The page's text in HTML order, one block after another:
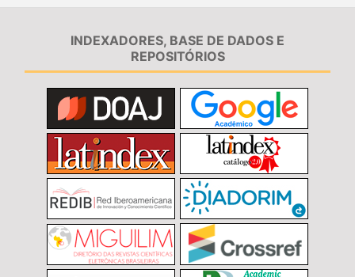
INDEXADORES, BASE DE DADOS E
REPOSITÓRIOS